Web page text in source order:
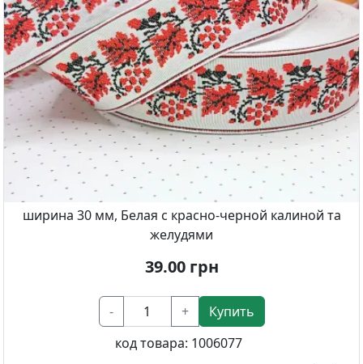
ширина 30 мм, Белая с красно-черной калиной та
желудями
39.00грн
- +
Купить
код товара: 1006077